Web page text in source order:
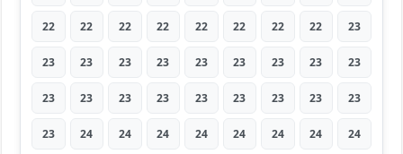
22 22 22 22 22 22 22 22 23
23 23 23 23 23 23 23 23 23
23 23 23 23 23 23 23 23 23
23 24 24 24 24 24 24 24 24